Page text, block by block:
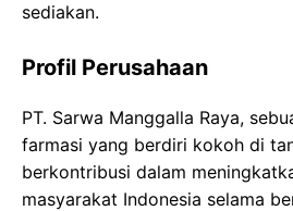
sediakan.
Profil Perusahaan
PT. Sarwa Manggalla Raya,
farmasi yang berdiri kokoh di
berkontribusi dalam
masyarakat Indonesia selama